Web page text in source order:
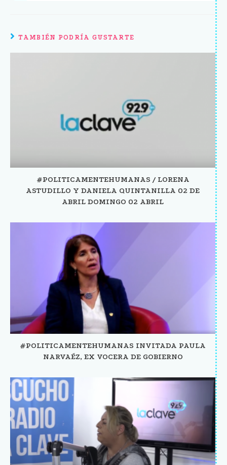
TAMBIÉN PODRÍA GUSTARTE
#POLITICAMENTEHUMANAS / LORENA
ASTUDILLO Y DANIELA QUINTANILLA 02 DE
ABRIL DOMINGO 02 ABRIL
#POLITICAMENTEHUMANAS INVITADA PAULA
NARVAÉZ, EX VOCERA DE GOBIERNO